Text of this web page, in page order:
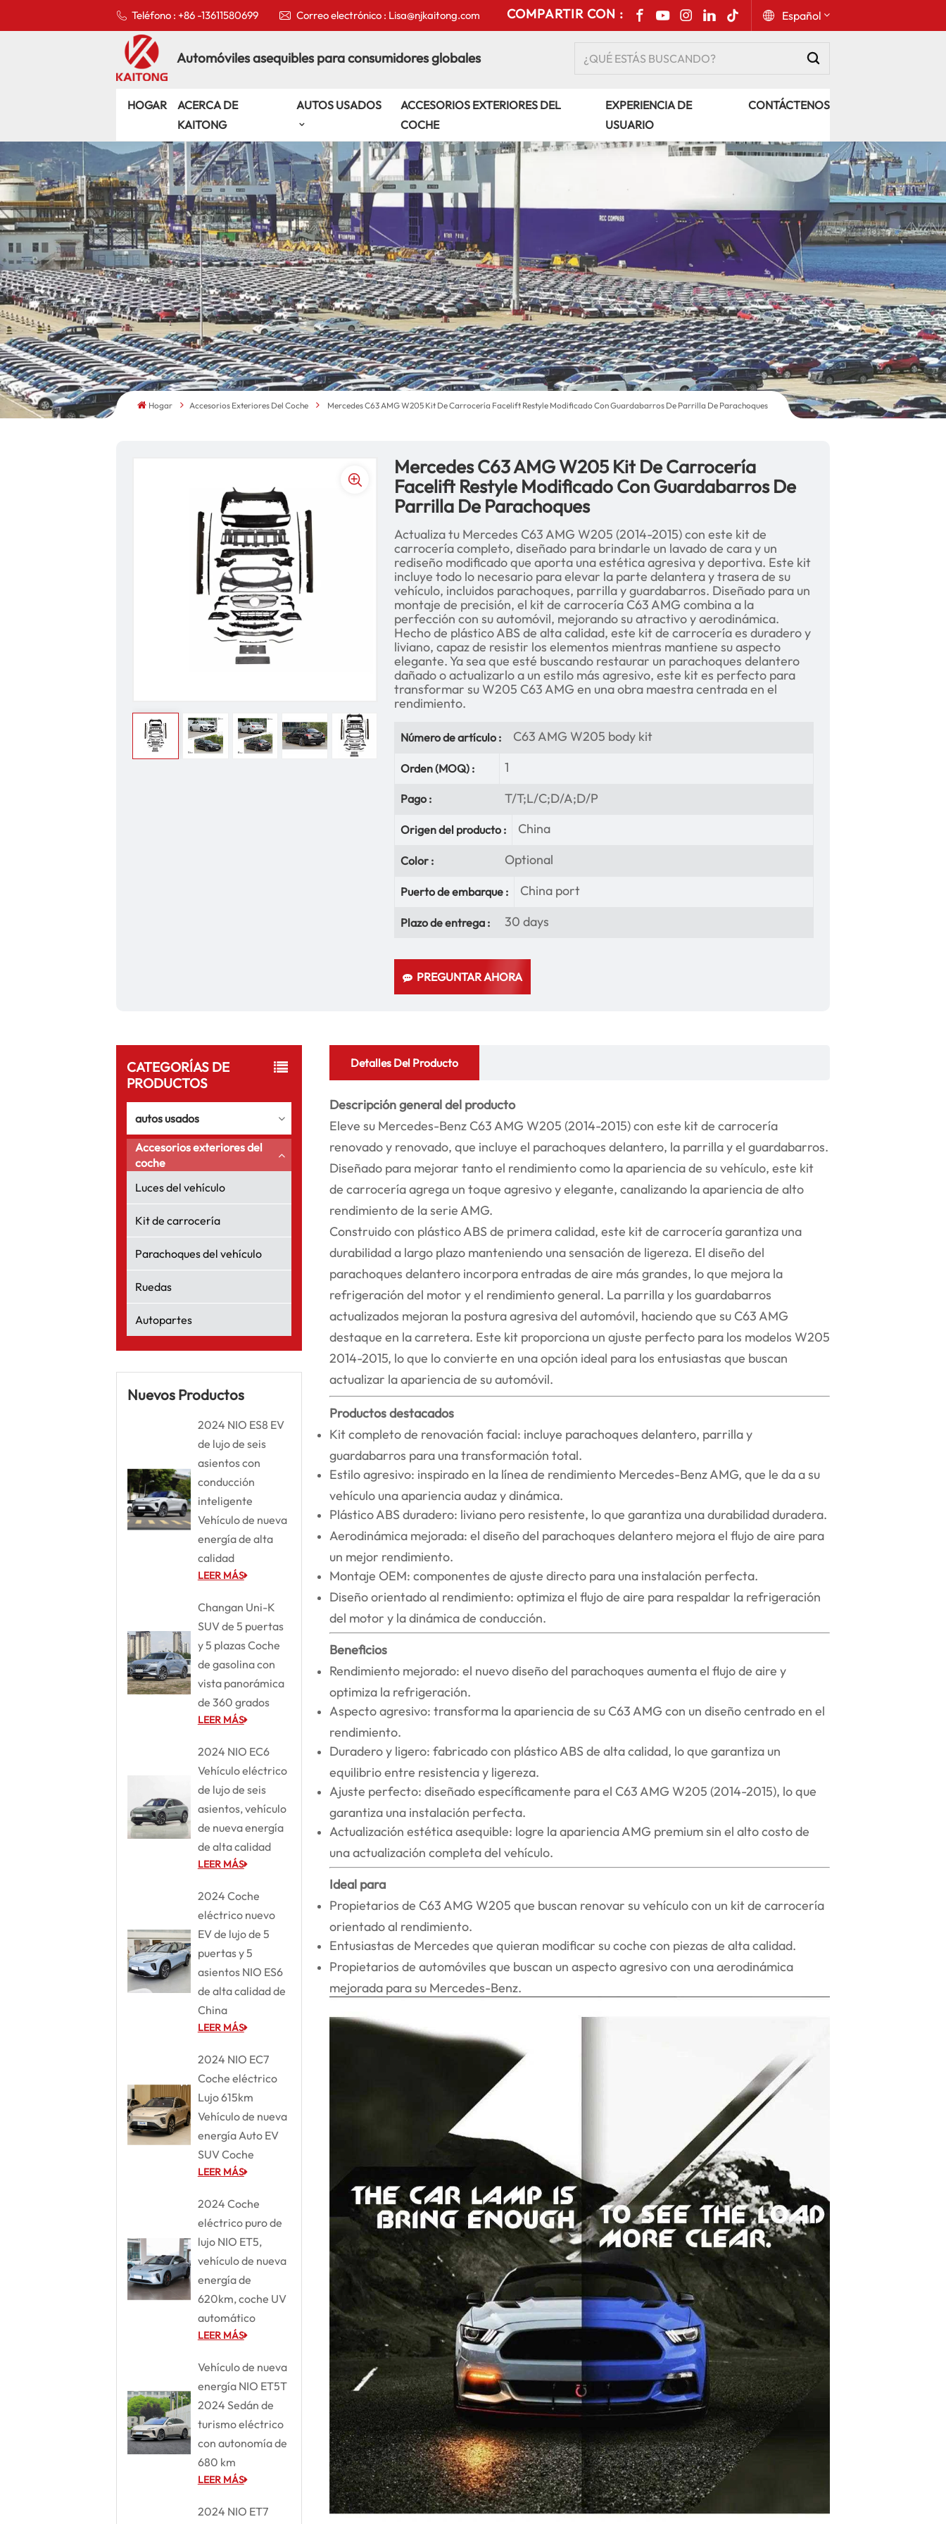
Teléfono : +86 -13611580699 Correo electrónico : Lisa@njkaitong.com COMPARTIR CON : Español
Русский
Español
Português
عربي
kiswahili
Automóviles asequibles para consumidores globales
HOGAR
ACERCA DE
KAITONG
AUTOS USADOS
ACCESORIOS EXTERIORES DEL
COCHE
EXPERIENCIA DE
USUARIO
CONTÁCTENOS
Hogar Accesorios Exteriores Del Coche Mercedes C63 AMG W205 Kit De Carrocería Facelift Restyle Modificado Con Guardabarros De Parrilla De Parachoques
Mercedes C63 AMG W205 Kit De Carrocería
Facelift Restyle Modificado Con Guardabarros De
Parrilla De Parachoques
Actualiza tu Mercedes C63 AMG W205 (2014-2015) con este kit de
carrocería completo, diseñado para brindarle un lavado de cara y un
rediseño modificado que aporta una estética agresiva y deportiva. Este kit
incluye todo lo necesario para elevar la parte delantera y trasera de su
vehículo, incluidos parachoques, parrilla y guardabarros. Diseñado para un
montaje de precisión, el kit de carrocería C63 AMG combina a la
perfección con su automóvil, mejorando su atractivo y aerodinámica.
Hecho de plástico ABS de alta calidad, este kit de carrocería es duradero y
liviano, capaz de resistir los elementos mientras mantiene su aspecto
elegante. Ya sea que esté buscando restaurar un parachoques delantero
dañado o actualizarlo a un estilo más agresivo, este kit es perfecto para
transformar su W205 C63 AMG en una obra maestra centrada en el
rendimiento.
Número de artículo : C63 AMG W205 body kit
Orden (MOQ) : 1
Pago : T/T;L/C;D/A;D/P
Origen del producto : China
Color : Optional
Puerto de embarque : China port
Plazo de entrega : 30 days
PREGUNTAR AHORA
CATEGORÍAS DE
PRODUCTOS
autos usados
Accesorios exteriores del
coche
Luces del vehículo
Kit de carrocería
Parachoques del vehículo
Ruedas
Autopartes
Nuevos Productos
2024 NIO ES8 EV
de lujo de seis
asientos con
conducción
inteligente
Vehículo de nueva
energía de alta
calidad
LEER MÁS
Changan Uni-K
SUV de 5 puertas
y 5 plazas Coche
de gasolina con
vista panorámica
de 360 grados
LEER MÁS
2024 NIO EC6
Vehículo eléctrico
de lujo de seis
asientos, vehículo
de nueva energía
de alta calidad
LEER MÁS
2024 Coche
eléctrico nuevo
EV de lujo de 5
puertas y 5
asientos NIO ES6
de alta calidad de
China
LEER MÁS
2024 NIO EC7
Coche eléctrico
Lujo 615km
Vehículo de nueva
energía Auto EV
SUV Coche
LEER MÁS
2024 Coche
eléctrico puro de
lujo NIO ET5,
vehículo de nueva
energía de
620km, coche UV
automático
LEER MÁS
Vehículo de nueva
energía NIO ET5T
2024 Sedán de
turismo eléctrico
con autonomía de
680 km
LEER MÁS
2024 NIO ET7
Detalles Del Producto
Descripción general del producto
Eleve su Mercedes-Benz C63 AMG W205 (2014-2015) con este kit de carrocería
renovado y renovado, que incluye el parachoques delantero, la parrilla y el guardabarros.
Diseñado para mejorar tanto el rendimiento como la apariencia de su vehículo, este kit
de carrocería agrega un toque agresivo y elegante, canalizando la apariencia de alto
rendimiento de la serie AMG.
Construido con plástico ABS de primera calidad, este kit de carrocería garantiza una
durabilidad a largo plazo manteniendo una sensación de ligereza. El diseño del
parachoques delantero incorpora entradas de aire más grandes, lo que mejora la
refrigeración del motor y el rendimiento general. La parrilla y los guardabarros
actualizados mejoran la postura agresiva del automóvil, haciendo que su C63 AMG
destaque en la carretera. Este kit proporciona un ajuste perfecto para los modelos W205
2014-2015, lo que lo convierte en una opción ideal para los entusiastas que buscan
actualizar la apariencia de su automóvil.
Productos destacados
Kit completo de renovación facial: incluye parachoques delantero, parrilla y
guardabarros para una transformación total.
Estilo agresivo: inspirado en la línea de rendimiento Mercedes-Benz AMG, que le da a su
vehículo una apariencia audaz y dinámica.
Plástico ABS duradero: liviano pero resistente, lo que garantiza una durabilidad duradera.
Aerodinámica mejorada: el diseño del parachoques delantero mejora el flujo de aire para
un mejor rendimiento.
Montaje OEM: componentes de ajuste directo para una instalación perfecta.
Diseño orientado al rendimiento: optimiza el flujo de aire para respaldar la refrigeración
del motor y la dinámica de conducción.
Beneficios
Rendimiento mejorado: el nuevo diseño del parachoques aumenta el flujo de aire y
optimiza la refrigeración.
Aspecto agresivo: transforma la apariencia de su C63 AMG con un diseño centrado en el
rendimiento.
Duradero y ligero: fabricado con plástico ABS de alta calidad, lo que garantiza un
equilibrio entre resistencia y ligereza.
Ajuste perfecto: diseñado específicamente para el C63 AMG W205 (2014-2015), lo que
garantiza una instalación perfecta.
Actualización estética asequible: logre la apariencia AMG premium sin el alto costo de
una actualización completa del vehículo.
Ideal para
Propietarios de C63 AMG W205 que buscan renovar su vehículo con un kit de carrocería
orientado al rendimiento.
Entusiastas de Mercedes que quieran modificar su coche con piezas de alta calidad.
Propietarios de automóviles que buscan un aspecto agresivo con una aerodinámica
mejorada para su Mercedes-Benz.